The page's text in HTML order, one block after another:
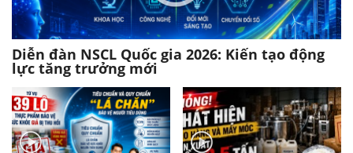
Diễn đàn NSCL Quốc gia 2026: Kiến tạo động
lực tăng trưởng mới